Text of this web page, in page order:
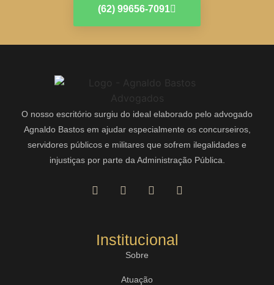
(62) 99656-7091
O nosso escritório surgiu do ideal elaborado pelo advogado
Agnaldo Bastos em ajudar especialmente os concurseiros,
servidores públicos e militares que sofrem ilegalidades e
injustiças por parte da Administração Pública.
Institucional
Sobre
Atuação